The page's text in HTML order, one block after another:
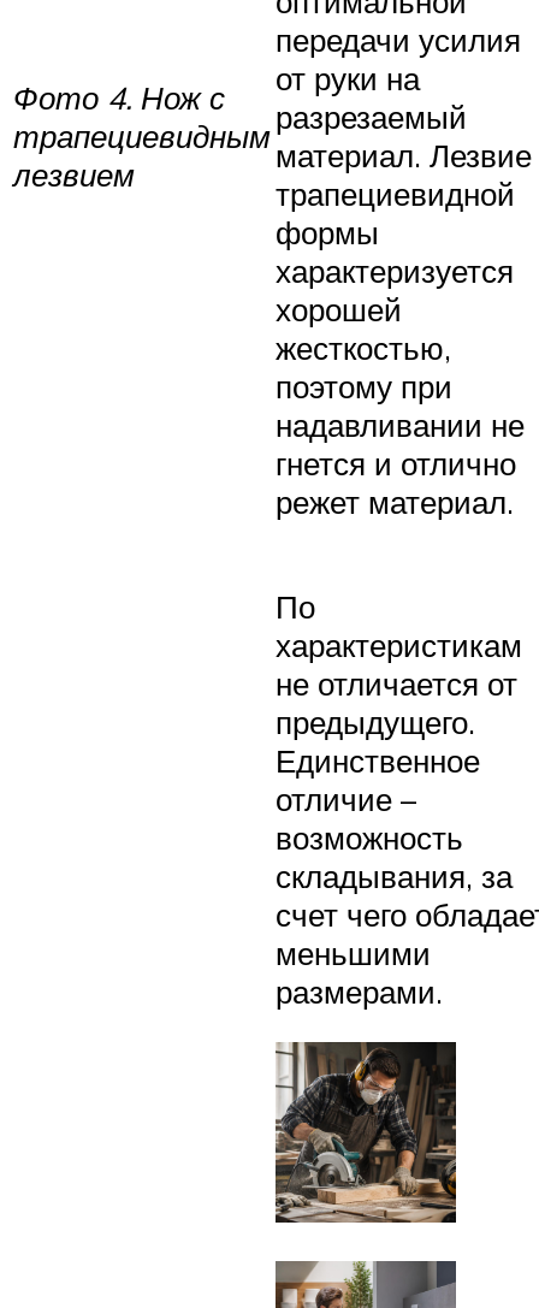
Фото 4. Нож с
трапециевидным
лезвием
передачи усилия
от руки на
разрезаемый
материал. Лезвие
трапециевидной
формы
характеризуется
хорошей
жесткостью,
поэтому при
надавливании не
гнется и отлично
режет материал.
По
характеристикам
не отличается от
предыдущего.
Единственное
отличие –
возможность
складывания, за
счет чего
меньшими
размерами.